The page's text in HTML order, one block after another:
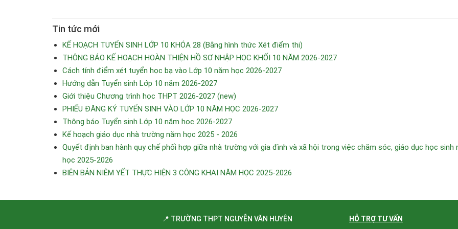
Tin tức mới
KẾ HOẠCH TUYỂN SINH LỚP 10 KHÓA 28 (Bằng hình thức Xét điểm thi)
THÔNG BÁO KẾ HOẠCH HOÀN THIỆN HỒ SƠ NHẬP HỌC KHỐI 10 NĂM 2026-2027
Cách tính điểm xét tuyển học bạ vào Lớp 10 năm học 2026-2027
Hướng dẫn Tuyển sinh Lớp 10 năm 2026-2027
Giới thiệu Chương trình học THPT 2026-2027 (new)
PHIẾU ĐĂNG KÝ TUYỂN SINH VÀO LỚP 10 NĂM HỌC 2026-2027
Thông báo Tuyển sinh Lớp 10 năm học 2026-2027
Kế hoạch giáo dục nhà trường năm học 2025 - 2026
Quyết định ban hành quy chế phối hợp giữa nhà trường với gia đình và xã hội trong việc chăm sóc, giáo dục học sinh
học 2025-2026
BIÊN BẢN NIÊM YẾT THỰC HIỆN 3 CÔNG KHAI NĂM HỌC 2025-2026
📍 TRƯỜNG THPT NGUYỄN VĂN HUYÊN HỖ TRỢ TƯ VẤN